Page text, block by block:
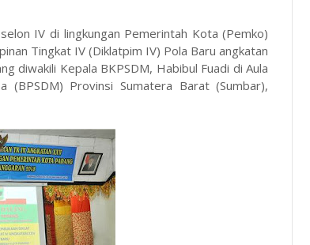
IV di lingkungan Pemerintah Kota (Pemko)
Tingkat IV (Diklatpim IV) Pola Baru angkatan
diwakili Kepala BKPSDM, Habibul Fuadi di Aula
(BPSDM) Provinsi Sumatera Barat (Sumbar),